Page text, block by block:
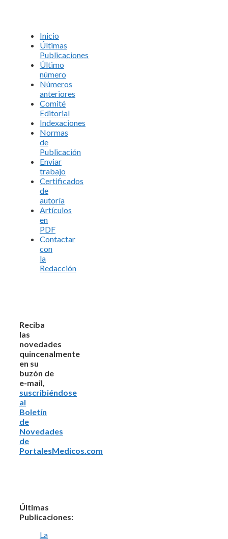
Inicio
Últimas
Publicaciones
Último
número
Números
anteriores
Comité
Editorial
Indexaciones
Normas
de
Publicación
Enviar
trabajo
Certificados
de
autoría
Artículos
en
PDF
Contactar
con
la
Redacción
Reciba
las
novedades
quincenalmente
en su
buzón de
e-mail,
suscribiéndose
al
Boletín
de
Novedades
de
PortalesMedicos.com
Últimas
Publicaciones:
La